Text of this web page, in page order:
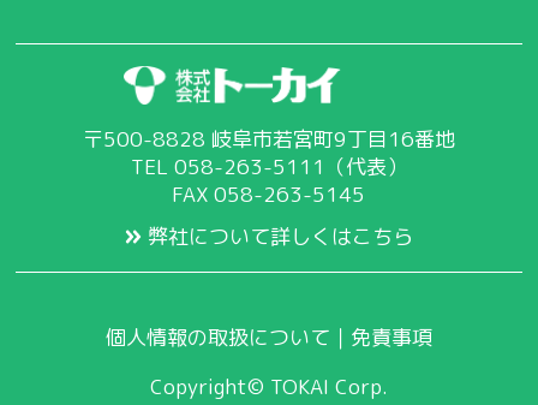
〒500-8828 岐阜市若宮町9丁目16番地
TEL 058-263-5111（代表）
FAX 058-263-5145
弊社について詳しくはこちら
個人情報の取扱について ｜ 免責事項
Copyright© TOKAI Corp.